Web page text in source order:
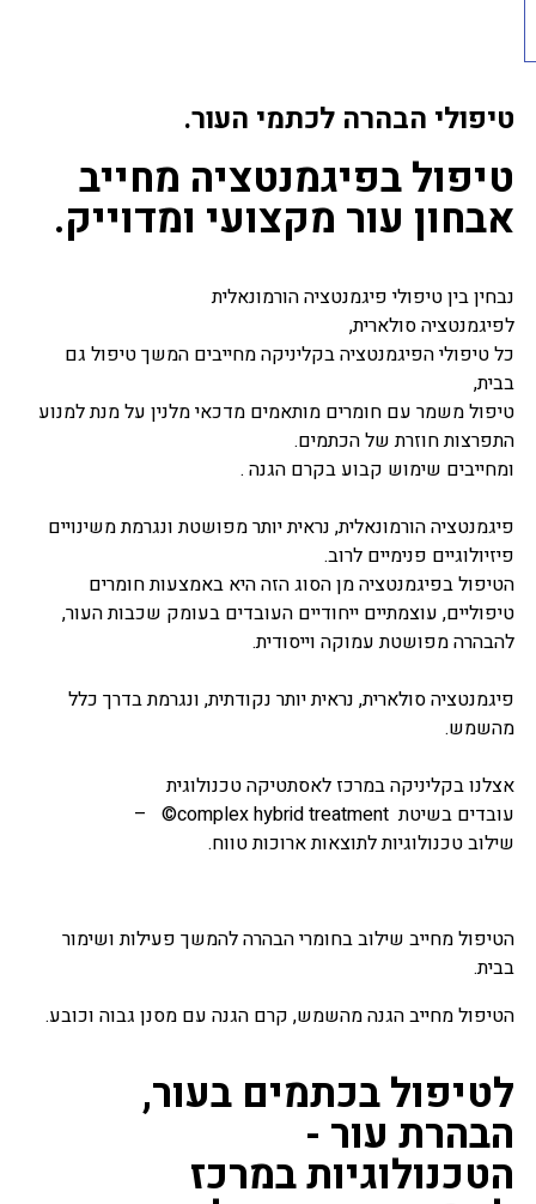
טיפולי הבהרה לכתמי העור.
טיפול בפיגמנטציה מחייב
אבחון עור מקצועי ומדוייק.
נבחין בין טיפולי פיגמנטציה הורמונאלית
לפיגמנטציה סולארית,
כל טיפולי הפיגמנטציה בקליניקה מחייבים המשך טיפול גם
בבית,
טיפול משמר עם חומרים מותאמים מדכאי מלנין על מנת למנוע
התפרצות חוזרת של הכתמים.
ומחייבים שימוש קבוע בקרם הגנה .
פיגמנטציה הורמונאלית, נראית יותר מפושטת ונגרמת משינויים
פיזיולוגיים פנימיים לרוב.
הטיפול בפיגמנטציה מן הסוג הזה היא באמצעות חומרים
טיפוליים, עוצמתיים ייחודיים העובדים בעומק שכבות העור,
להבהרה מפושטת עמוקה וייסודית.
פיגמנטציה סולארית, נראית יותר נקודתית, ונגרמת בדרך כלל
מהשמש.
אצלנו בקליניקה במרכז לאסתטיקה טכנולוגית
עובדים בשיטת complex hybrid treatment© –
שילוב טכנולוגיות לתוצאות ארוכות טווח.
הטיפול מחייב שילוב בחומרי הבהרה להמשך פעילות ושימור
בבית.
הטיפול מחייב הגנה מהשמש, קרם הגנה עם מסנן גבוה וכובע.
לטיפול בכתמים בעור,
הבהרת עור -
הטכנולוגיות במרכז